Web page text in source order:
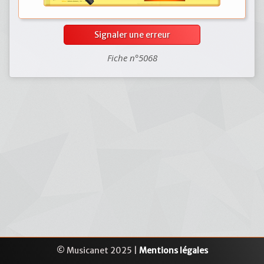
Signaler une erreur
Fiche n°5068
© Musicanet 2025 | Mentions légales